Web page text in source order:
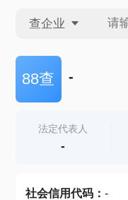
查企业
查企业
查产地
88查 -
法定代表人
-
社会信用代码： -